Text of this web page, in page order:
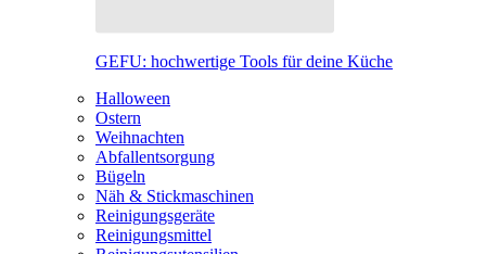
GEFU: hochwertige Tools für deine Küche
Halloween
Ostern
Weihnachten
Abfallentsorgung
Bügeln
Näh & Stickmaschinen
Reinigungsgeräte
Reinigungsmittel